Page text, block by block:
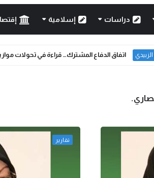
دراسات إسلامية
اتفاق الدفاع المشترك… قراءة في تحولات
.
تقارير